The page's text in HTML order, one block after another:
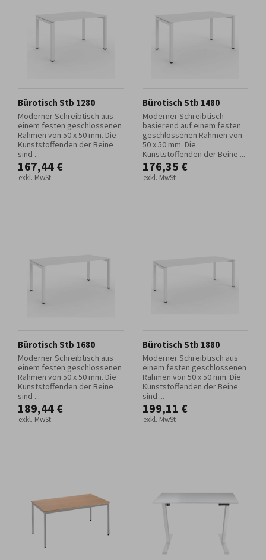
Bürotisch Stb 1280
Moderner Schreibtisch aus
einem festen geschlossenen
Rahmen von 50 x 50 mm. Die
Kunststoffenden der Beine
sind ...
167,44 €
exkl. MwSt
Bürotisch Stb 1480
Moderner Schreibtisch
basierend auf einem festen
geschlossenen Rahmen von
50 x 50 mm. Die
Kunststoffenden der Beine ...
176,35 €
exkl. MwSt
Bürotisch Stb 1680
Moderner Schreibtisch aus
einem festen geschlossenen
Rahmen von 50 x 50 mm. Die
Kunststoffenden der Beine
sind ...
189,44 €
exkl. MwSt
Bürotisch Stb 1880
Moderner Schreibtisch aus
einem festen geschlossenen
Rahmen von 50 x 50 mm. Die
Kunststoffenden der Beine
sind ...
199,11 €
exkl. MwSt